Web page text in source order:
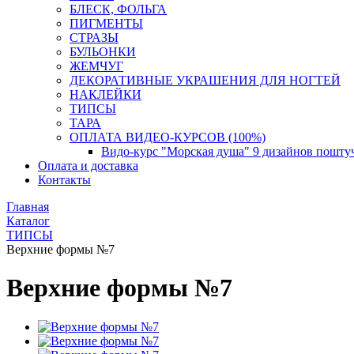
БЛЕСК, ФОЛЬГА
ПИГМЕНТЫ
СТРАЗЫ
БУЛЬОНКИ
ЖЕМЧУГ
ДЕКОРАТИВНЫЕ УКРАШЕНИЯ ДЛЯ НОГТЕЙ
НАКЛЕЙКИ
ТИПСЫ
ТАРА
ОПЛАТА ВИДЕО-КУРСОВ (100%)
Видо-курс "Морская душа" 9 дизайнов
Оплата и доставка
Контакты
Главная
Каталог
ТИПСЫ
Верхние формы №7
Верхние формы №7